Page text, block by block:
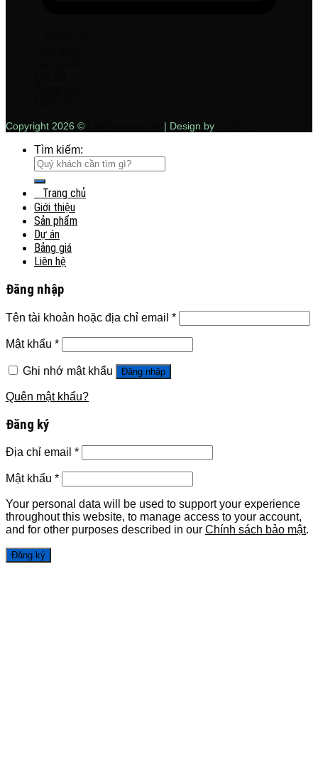
Copyright 2026 © | Design by
Tìm kiếm:
Trang chủ
Giới thiệu
Sản phẩm
Dự án
Bảng giá
Liên hệ
Đăng nhập
Tên tài khoản hoặc địa chỉ email *
Mật khẩu *
Ghi nhớ mật khẩu Đăng nhập
Quên mật khẩu?
Đăng ký
Địa chỉ email *
Mật khẩu *
Your personal data will be used to support your experience
throughout this website, to manage access to your account,
and for other purposes described in our Chính sách bảo mật.
Đăng ký